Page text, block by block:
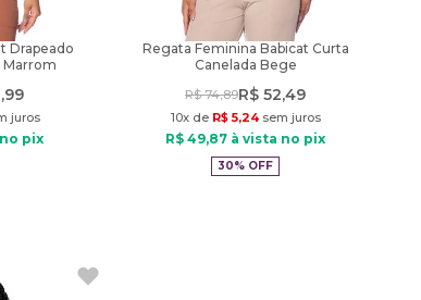
Drapeado
Marrom
,99
juros
pix
Regata Feminina Babicat Curta
Canelada Bege
R$ 74,89R$ 52,49
10x de R$ 5,24sem juros
R$ 49,87 à vista no pix
30% OFF